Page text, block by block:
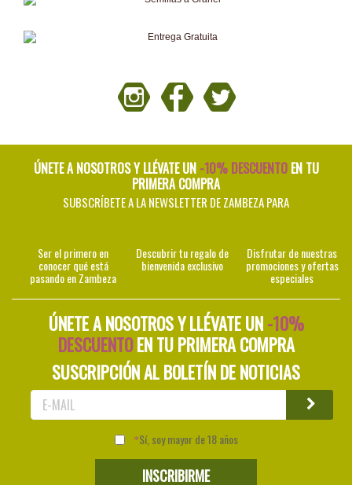
ÚNETE A NOSOTROS Y LLÉVATE UN -10% DESCUENTOEN TU
PRIMERA COMPRA
SUBSCRÍBETE A LA NEWSLETTER DE ZAMBEZA PARA
Ser el primero en
conocer qué está
pasando en Zambeza
Descubrir tu regalo de
bienvenida exclusivo
Disfrutar de nuestras
promociones y ofertas
especiales
ÚNETE A NOSOTROS Y LLÉVATE UN-10%
DESCUENTOEN TU PRIMERA COMPRA
SUSCRIPCIÓN AL BOLETÍN DE NOTICIAS
Sí, soy mayor de 18 años